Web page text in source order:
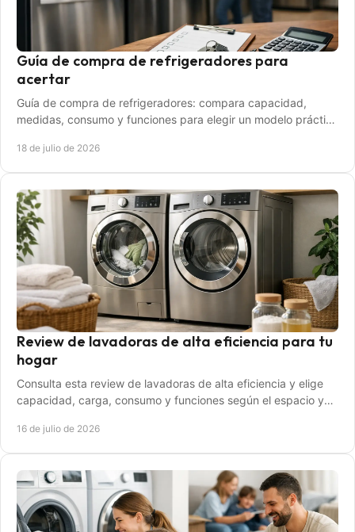
Guía de compra de refrigeradores para
acertar
Guía de compra de refrigeradores: compara capacidad,
medidas, consumo y funciones para elegir un modelo práctico
18 de julio de 2026
Review de lavadoras de alta eficiencia para tu
hogar
Consulta esta review de lavadoras de alta eficiencia y elige
capacidad, carga, consumo y funciones según el espacio y
16 de julio de 2026